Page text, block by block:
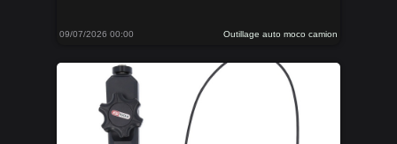
09/07/2026 00:00 Outillage auto moco camion